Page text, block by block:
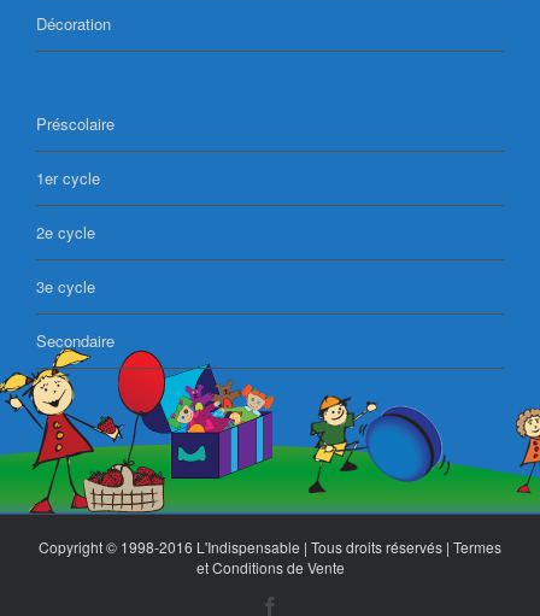
Décoration
Préscolaire
1er cycle
2e cycle
3e cycle
Secondaire
Copyright © 1998-2016 L'Indispensable | Tous droits réservés | Termes
et Conditions de Vente